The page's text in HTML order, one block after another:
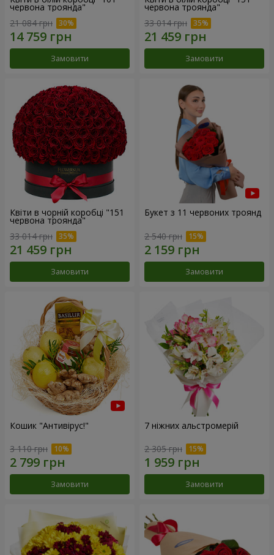
червона троянда"
21 084 грн
Замовити
червона троянда"
33 014 грн
Замовити
Квіти в чорній коробці "151
червона троянда"
33 014 грн
Замовити
Букет з 11 червоних троянд
2 540 грн
Замовити
Кошик "Антивірус!"
3 110 грн
Замовити
7 ніжних альстромерій
2 305 грн
Замовити